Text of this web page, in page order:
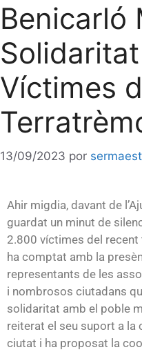
Benicarló
Víctimes
13/09/2023 por
Ahir migdia, davant de
guardat un minut de
2.800 víctimes del recent
ha comptat amb la
representants de les
i nombrosos ciutadans
solidaritat amb el poble
reiterat el seu suport a la
ciutat i ha proposat la